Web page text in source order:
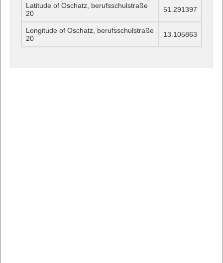
Latitude of Oschatz, berufsschulstraße
20
51.291397
Longitude of Oschatz, berufsschulstraße
20
13.105863